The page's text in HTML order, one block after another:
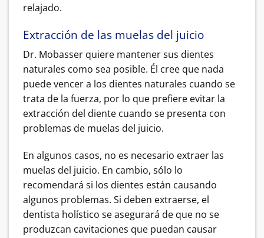
relajado.
Extracción de las muelas del juicio
Dr. Mobasser quiere mantener sus dientes
naturales como sea posible. Él cree que nada
puede vencer a los dientes naturales cuando se
trata de la fuerza, por lo que prefiere evitar la
extracción del diente cuando se presenta con
problemas de muelas del juicio.
En algunos casos, no es necesario extraer las
muelas del juicio. En cambio, sólo lo
recomendará si los dientes están causando
algunos problemas. Si deben extraerse, el
dentista holístico se asegurará de que no se
produzcan cavitaciones que puedan causar